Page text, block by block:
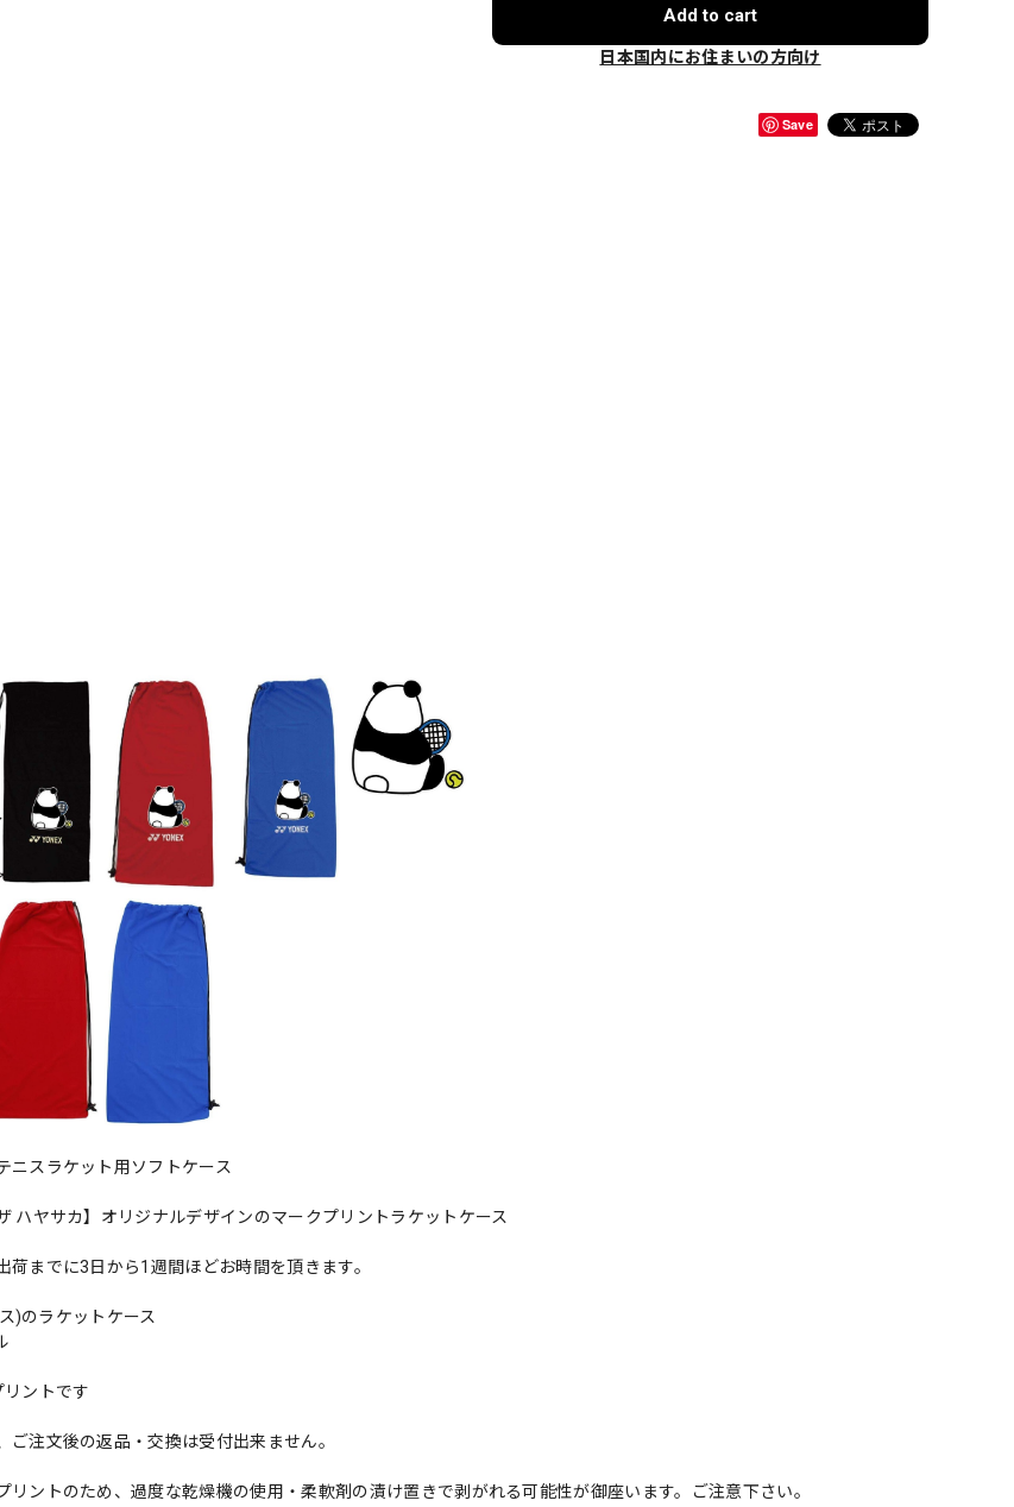
Add to cart
日本国内にお住まいの方向け
Save
ニスラケット用ソフトケース
ハヤサカ】オリジナルデザインのマークプリントラケットケース
荷までに3日から1週間ほどお時間を頂きます。
)のラケットケース
ントです
注文後の返品・交換は受付出来ません。
ントのため、過度な乾燥機の使用・柔軟剤の漬け置きで剥がれる可能性が御座います。ご注意下さい。